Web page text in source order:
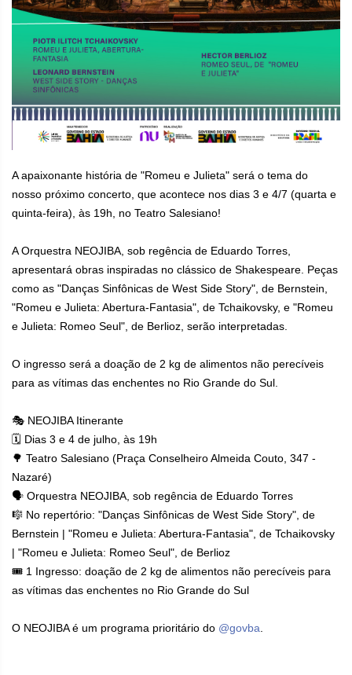
A apaixonante história de "Romeu e Julieta" será o tema do
nosso próximo concerto, que acontece nos dias 3 e 4/7 (quarta e
quinta-feira), às 19h, no Teatro Salesiano!
A Orquestra NEOJIBA, sob regência de Eduardo Torres,
apresentará obras inspiradas no clássico de Shakespeare. Peças
como as "Danças Sinfônicas de West Side Story", de Bernstein,
"Romeu e Julieta: Abertura-Fantasia", de Tchaikovsky, e "Romeu
e Julieta: Romeo Seul", de Berlioz, serão interpretadas.
O ingresso será a doação de 2 kg de alimentos não perecíveis
para as vítimas das enchentes no Rio Grande do Sul.
🎭 NEOJIBA Itinerante
🗓 Dias 3 e 4 de julho, às 19h
🌳 Teatro Salesiano (Praça Conselheiro Almeida Couto, 347 -
Nazaré)
🗣 Orquestra NEOJIBA, sob regência de Eduardo Torres
🎼 No repertório: "Danças Sinfônicas de West Side Story", de
Bernstein | "Romeu e Julieta: Abertura-Fantasia", de Tchaikovsky
| "Romeu e Julieta: Romeo Seul", de Berlioz
🎟 1 Ingresso: doação de 2 kg de alimentos não perecíveis para
as vítimas das enchentes no Rio Grande do Sul
O NEOJIBA é um programa prioritário do @govba